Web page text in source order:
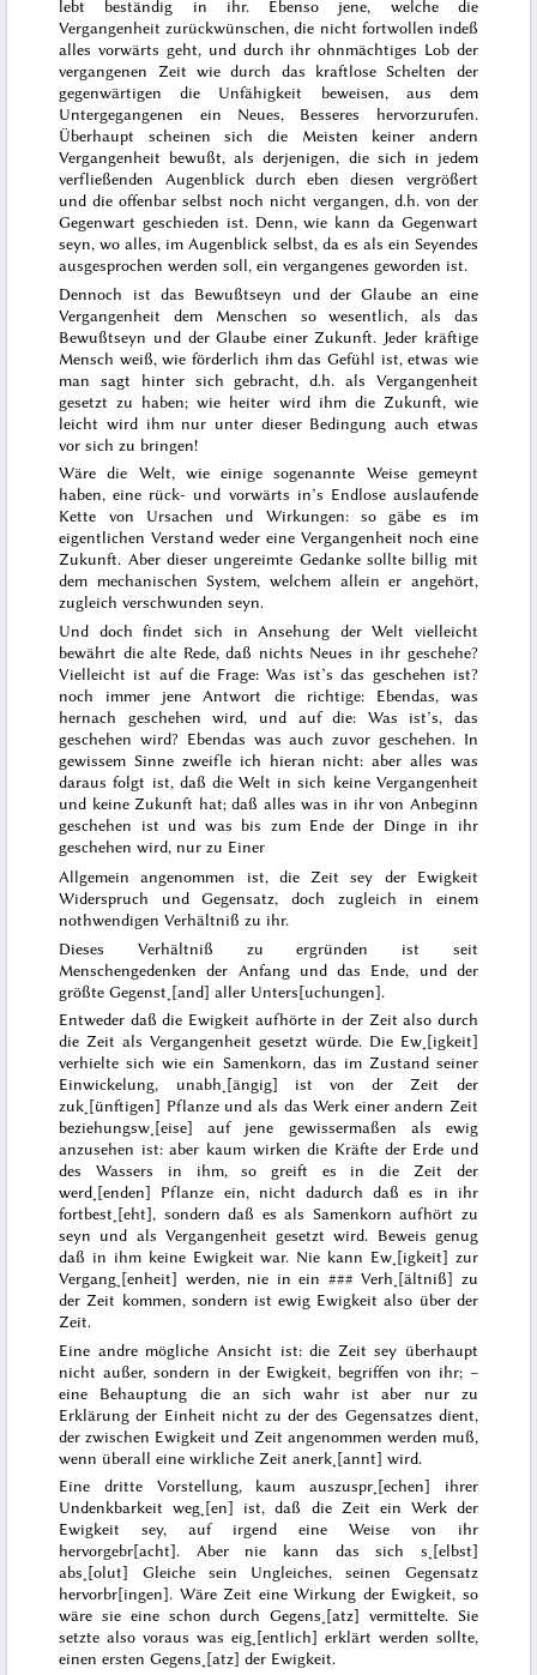
lebt beständig in ihr. Ebenso jene, welche die
Vergangenheit zurückwünschen, die nicht fortwollen indeß
alles vorwärts geht, und durch ihr ohnmächtiges Lob der
vergangenen Zeit wie durch das kraftlose Schelten der
gegenwärtigen die Unfähigkeit beweisen, aus dem
Untergegangenen ein Neues, Besseres hervorzurufen.
Überhaupt scheinen sich die Meisten keiner andern
Vergangenheit bewußt, als derjenigen, die sich in jedem
verfließenden Augenblick durch eben diesen vergrößert
und die offenbar selbst noch nicht vergangen, d.h. von der
Gegenwart geschieden ist. Denn, wie kann da Gegenwart
seyn, wo alles, imAugenblick selbst, da es als ein Seyendes
ausgesprochen werden soll, ein vergangenes geworden ist.
Dennoch ist das Bewußtseyn und der Glaube an eine
Vergangenheit dem Menschen so wesentlich, als das
Bewußtseyn und der Glaube einer Zukunft. Jeder kräftige
Mensch weiß, wie förderlich ihm das Gefühl ist, etwas wie
man sagt hinter sich gebracht, d.h. als Vergangenheit
gesetzt zu haben; wie heiter wird ihm die Zukunft, wie
leicht wird ihm nur unter dieser Bedingung auch etwas
vor sich zu bringen!
Wäre die Welt, wie einige sogenannte Weise gemeynt
haben, eine rück- und vorwärts in’s Endlose auslaufende
Kette von Ursachen und Wirkungen: so gäbe es im
eigentlichen Verstand weder eine Vergangenheit noch eine
Zukunft. Aber dieser ungereimte Gedanke sollte billig mit
dem mechanischen System, welchem allein er angehört,
zugleich verschwunden seyn.
Und doch findet sich in Ansehung der Welt vielleicht
bewährt die alte Rede, daß nichts Neues in ihr geschehe?
Vielleicht ist auf die Frage: Was ist’s das geschehen ist?
noch immer jene Antwort die richtige: Ebendas, was
hernach geschehen wird, und auf die: Was ist’s, das
geschehen wird? Ebendas was auch zuvor geschehen. In
gewissem Sinne zweifle ich hieran nicht: aber alles was
daraus folgt ist, daß die Welt in sich keine Vergangenheit
und keine Zukunft hat; daß alles was in ihr von Anbeginn
geschehen ist und was bis zum Ende der Dinge in ihr
geschehen wird, nur zu Einer
Allgemein angenommen ist, die Zeit sey der Ewigkeit
Widerspruch und Gegensatz, doch zugleich in einem
nothwendigen Verhältniß zu ihr.
Dieses Verhältniß zu ergründen ist seit
Menschengedenken der Anfang und das Ende, und der
größte Gegenst˖[and] aller Unters[uchungen].
Entweder daß die Ewigkeit aufhörte in der Zeit also durch
die Zeit als Vergangenheit gesetzt würde. Die Ew˖[igkeit]
verhielte sich wie ein Samenkorn, das im Zustand seiner
Einwickelung, unabh˖[ängig] ist von der Zeit der
zuk˖[ünftigen] Pflanze und als das Werk einer andern Zeit
beziehungsw˖[eise] auf jene gewissermaßen als ewig
anzusehen ist: aber kaum wirken die Kräfte der Erde und
des Wassers in ihm, so greift es in die Zeit der
werd˖[enden] Pflanze ein, nicht dadurch daß es in ihr
fortbest˖[eht], sondern daß es als Samenkorn aufhört zu
seyn und als Vergangenheit gesetzt wird. Beweis genug
daß in ihm keine Ewigkeit war. Nie kann Ew˖[igkeit] zur
Vergang˖[enheit] werden, nie in ein ###Verh˖[ältniß] zu
der Zeit kommen, sondern ist ewig Ewigkeit also über der
Zeit.
Eine andre mögliche Ansicht ist: die Zeit sey überhaupt
nicht außer, sondern in der Ewigkeit, begriffen von ihr; –
eine Behauptung die an sich wahr ist aber nur zu
Erklärung der Einheit nicht zu der des Gegensatzes dient,
der zwischen Ewigkeit und Zeit angenommen werden muß,
wenn überall eine wirkliche Zeit anerk˖[annt] wird.
Eine dritte Vorstellung, kaum auszuspr˖[echen] ihrer
Undenkbarkeit weg˖[en] ist, daß die Zeit ein Werk der
Ewigkeit sey, auf irgend eine Weise von ihr
hervorgebr[acht]. Aber nie kann das sich s˖[elbst]
abs˖[olut] Gleiche sein Ungleiches, seinen Gegensatz
hervorbr[ingen]. Wäre Zeit eine Wirkung der Ewigkeit, so
wäre sie eine schon durch Gegens˖[atz] vermittelte. Sie
setzte also voraus was eig˖[entlich] erklärt werden sollte,
einen ersten Gegens˖[atz] der Ewigkeit.